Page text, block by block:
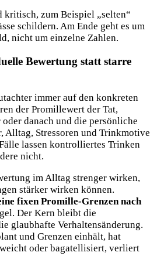
kritisch, zum Beispiel „selten“
schildern. Am Ende geht es um
nicht um einzelne Zahlen.
Bewertung statt starre
immer auf den konkreten
der Promillewert der Tat,
danach und die persönliche
Alltag, Stressoren und Trinkmotive
lassen kontrolliertes Trinken
nicht.
im Alltag strenger wirken,
stärker wirken können.
fixen Promille-Grenzen nach
Der Kern bleibt die
glaubhafte Verhaltensänderung.
und Grenzen einhält, hat
oder bagatellisiert, verliert